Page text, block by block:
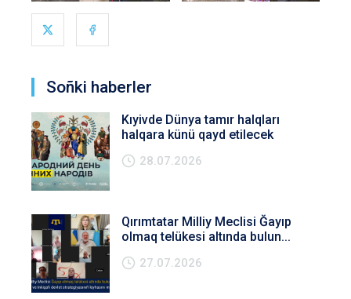
Soñki haberler
Kıyivde Dünya tamır halqları
halqara künü qayd etilecek
28.07.2026
Qırımtatar Milliy Meclisi Ğayıp
olmaq telükesi altında bulun...
27.07.2026